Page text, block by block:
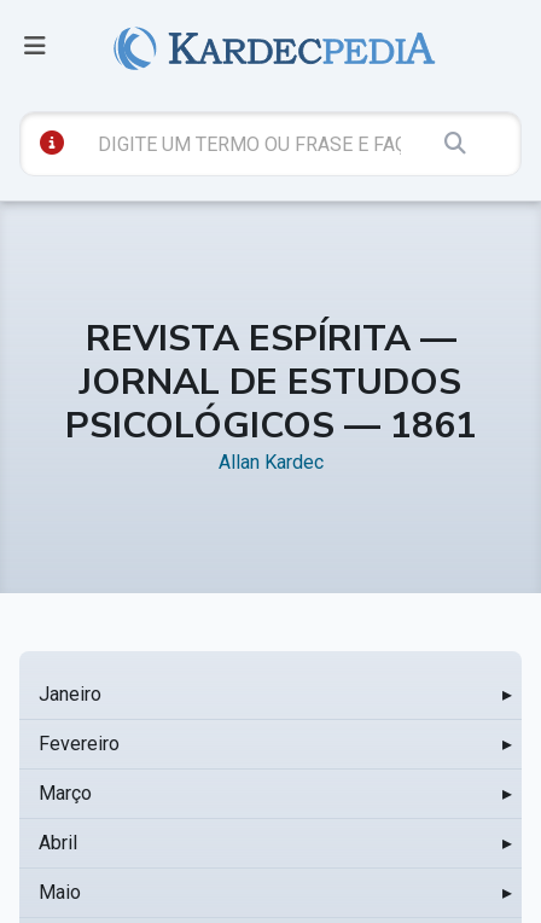
REVISTA ESPÍRITA —
JORNAL DE ESTUDOS
PSICOLÓGICOS — 1861
Allan Kardec
Janeiro ▸
Fevereiro ▸
Março ▸
Abril ▸
Maio ▸